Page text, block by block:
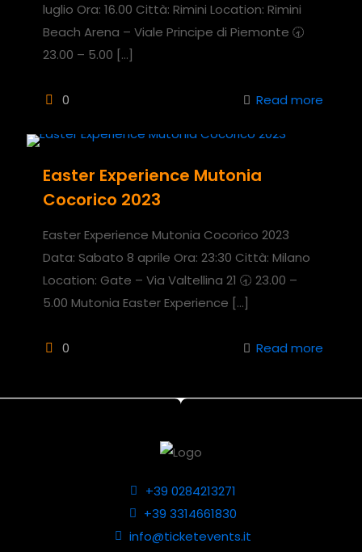
luglio Ora: 16.00 Città: Rimini Location: Rimini
Beach Arena – Viale Principe di Piemonte 🕣
23.00 – 5.00 […]
0 Read more
Easter Experience Mutonia
Cocorico 2023
Easter Experience Mutonia Cocorico 2023
Data: Sabato 8 aprile Ora: 23:30 Città: Milano
Location: Gate – Via Valtellina 21 🕣 23.00 –
5.00 Mutonia Easter Experience […]
0 Read more
+39 0284213271
+39 3314661830
info@ticketevents.it